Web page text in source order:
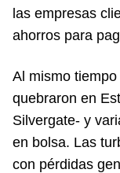
las empresas
ahorros para
Al mismo
quebraron en
Silvergate- y
en bolsa. Las
con pérdidas